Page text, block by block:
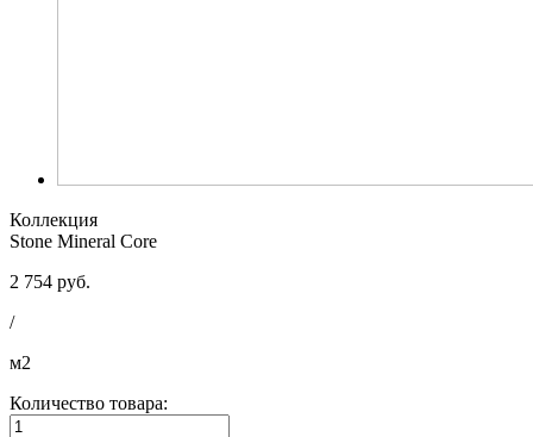
Коллекция
Stone Mineral Core
2 754 руб.
/
м2
Количество товара: